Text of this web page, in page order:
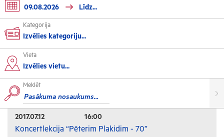
Kategorija
Izvēlies kategoriju...
Kultūra
Izstādes
Koncerti
Izrādes
Festivāli un svētki
Vieta
Izvēlies vietu...
Meklēt
2017.07.12 16:00
Koncertlekcija “Pēterim Plakidim - 70”